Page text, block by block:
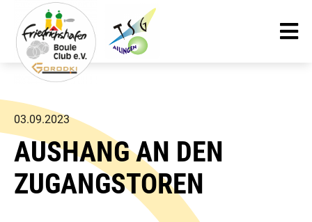
03.09.2023
AUSHANG AN DEN
ZUGANGSTOREN